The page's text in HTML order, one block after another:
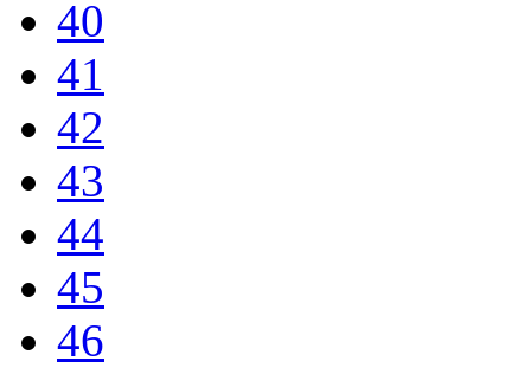
40
41
42
43
44
45
46